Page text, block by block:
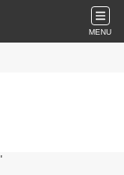
MENU